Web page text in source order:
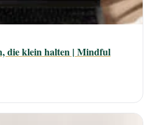
die klein halten | Mindful